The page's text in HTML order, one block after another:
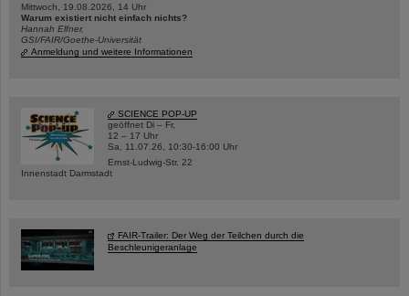
Mittwoch, 19.08.2026, 14 Uhr
Warum existiert nicht einfach nichts?
Hannah Elfner,
GSI/FAIR/Goethe-Universität
Anmeldung und weitere Informationen
SCIENCE POP-UP
geöffnet Di – Fr,
12 – 17 Uhr
Sa, 11.07.26, 10:30-16:00 Uhr
Ernst-Ludwig-Str. 22
Innenstadt Darmstadt
FAIR-Trailer: Der Weg der Teilchen durch die
Beschleunigeranlage